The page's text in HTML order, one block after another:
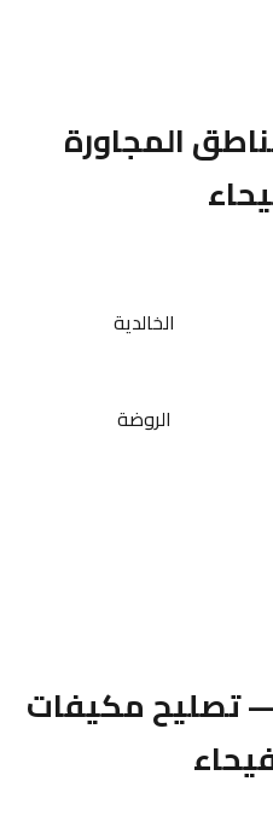
المجاورة
الخالدية
الروضة
— تصليح مكيفات